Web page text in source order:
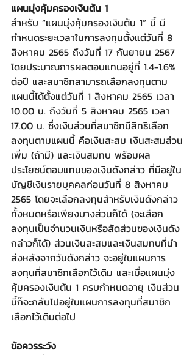
แผนมุ่งคุ้มครองเงินต้น 1
สำหรับ “แผนมุ่งคุ้มครองเงินต้น 1” นี้ มี
กำหนดระยะเวลาในการลงทุนตั้งแต่วันที่ 8
สิงหาคม 2565 ถึงวันที่ 17 กันยายน 2567
โดยประมาณการผลตอบแทนอยู่ที่ 1.4-1.6%
ต่อปี และสมาชิกสามารถเลือกลงทุนตาม
แผนนี้ได้ตั้งแต่วันที่ 1 สิงหาคม 2565 เวลา
10.00 น. ถึงวันที่ 5 สิงหาคม 2565 เวลา
17.00 น. ซึ่งเงินส่วนที่สมาชิกมีสิทธิเลือก
ลงทุนตามแผนนี้ คือเงินสะสม เงินสะสมส่วน
เพิ่ม (ถ้ามี) และเงินสมทบ พร้อมผล
ประโยชน์ตอบแทนของเงินดังกล่าว ที่มีอยู่ใน
บัญชีเงินรายบุคคลก่อนวันที่ 8 สิงหาคม
2565 โดยจะเลือกลงทุนสำหรับเงินดังกล่าว
ทั้งหมดหรือเพียงบางส่วนก็ได้ (จะเลือก
ลงทุนเป็นจำนวนเงินหรือสัดส่วนของเงินดัง
กล่าวก็ได้) ส่วนเงินสะสมและเงินสมทบที่นำ
ส่งหลังจากวันดังกล่าว จะอยู่ในแผนการ
ลงทุนที่สมาชิกเลือกไว้เดิม และเมื่อแผนมุ่ง
คุ้มครองเงินต้น 1 ครบกำหนดอายุ เงินส่วน
นี้ก็จะกลับไปอยู่ในแผนการลงทุนที่สมาชิก
เลือกไว้เดิมต่อไป
ข้อควรระวัง